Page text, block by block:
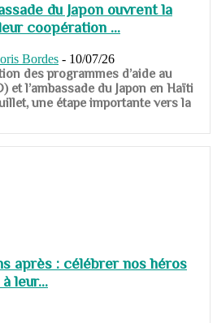
du Japon ouvrent la
coopération ...
Bordes - 10/07/26
des programmes d’aide au
et l’ambassade du Japon en Haïti
une étape importante vers la
après : célébrer nos héros
leur...